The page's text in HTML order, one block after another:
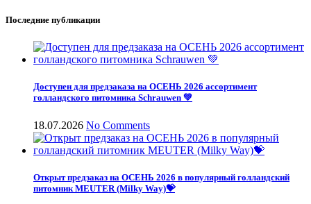
Последние публикации
Доступен для предзаказа на ОСЕНЬ 2026 ассортимент
голландского питомника Schrauwen 💚
18.07.2026 No Comments
Открыт предзаказ на ОСЕНЬ 2026 в популярный голландский
питомник MEUTER (Milky Way)💝